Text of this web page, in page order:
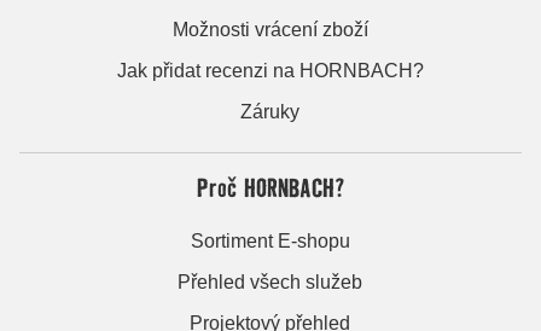
Možnosti vrácení zboží
Jak přidat recenzi na HORNBACH?
Záruky
Proč HORNBACH?
Sortiment E-shopu
Přehled všech služeb
Projektový přehled